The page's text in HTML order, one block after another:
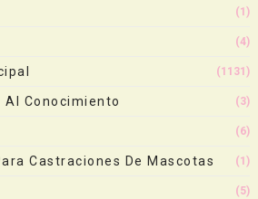
(1)
(4)
(1131)
Al Conocimiento (3)
(6)
Castraciones De Mascotas (1)
(5)